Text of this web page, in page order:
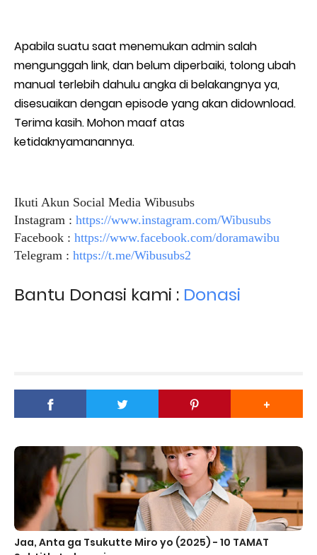
Apabila suatu saat menemukan admin salah
mengunggah link, dan belum diperbaiki, tolong ubah
manual terlebih dahulu angka di belakangnya ya,
disesuaikan dengan episode yang akan didownload.
Terima kasih. Mohon maaf atas
ketidaknyamanannya.
Ikuti Akun Social Media Wibusubs
Instagram : https://www.instagram.com/Wibusubs
Facebook : https://www.facebook.com/doramawibu
Telegram : https://t.me/Wibusubs2
Bantu Donasi kami : Donasi
Jaa, Anta ga Tsukutte Miro yo (2025) - 10 TAMAT